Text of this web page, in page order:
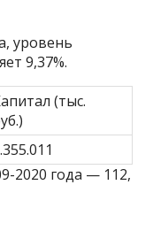
уровень
9,37%.
(тыс.
2020 года — 112,